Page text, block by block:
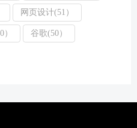
网页设计(51）
谷歌(50）